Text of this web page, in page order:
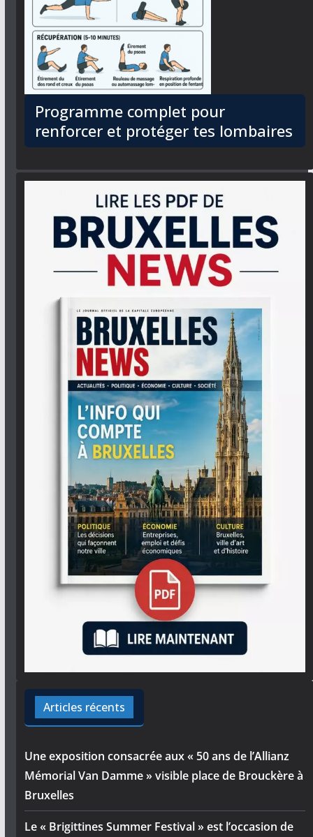
Programme complet pour
renforcer et protéger tes lombaires
Articles récents
Une exposition consacrée aux « 50 ans de l’Allianz
Mémorial Van Damme » visible place de Brouckère à
Bruxelles
Le « Brigittines Summer Festival » est l’occasion de